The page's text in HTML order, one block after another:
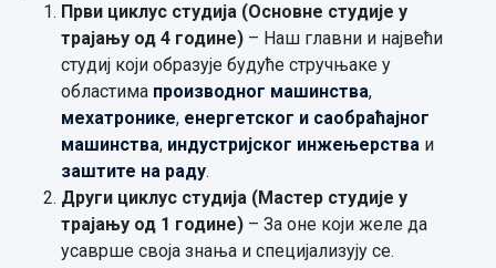
Први циклус студија (Основне студије у
трајању од 4 године) – Наш главни и највећи
студиј који образује будуће стручњаке у
областима производног машинства,
мехатронике, енергетског и саобраћајног
машинства, индустријског инжењерства и
заштите на раду.
Други циклус студија (Мастер студије у
трајању од 1 године) – За оне који желе да
усаврше своја знања и специјализују се.